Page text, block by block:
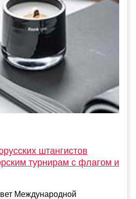
штангистов
турнирам с флагом и
Международной